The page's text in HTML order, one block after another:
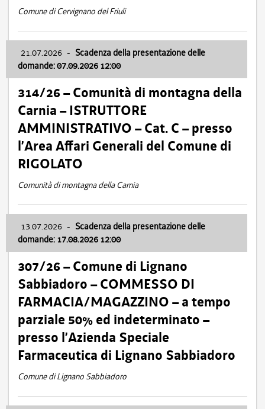
Comune di Cervignano del Friuli
21.07.2026 - Scadenza della presentazione delle
domande: 07.09.2026 12:00
314/26 – Comunità di montagna della
Carnia – ISTRUTTORE
AMMINISTRATIVO – Cat. C – presso
l’Area Affari Generali del Comune di
RIGOLATO
Comunità di montagna della Carnia
13.07.2026 - Scadenza della presentazione delle
domande: 17.08.2026 12:00
307/26 – Comune di Lignano
Sabbiadoro – COMMESSO DI
FARMACIA/MAGAZZINO – a tempo
parziale 50% ed indeterminato –
presso l’Azienda Speciale
Farmaceutica di Lignano Sabbiadoro
Comune di Lignano Sabbiadoro